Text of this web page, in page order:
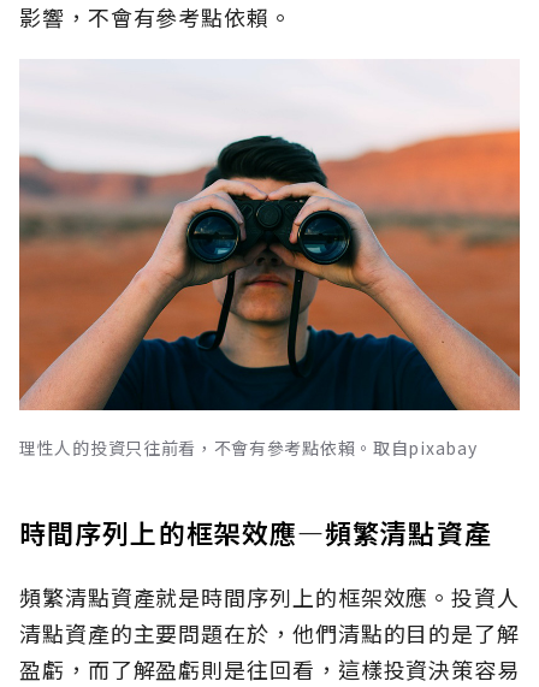
影響，不會有參考點依賴。
理性人的投資只往前看，不會有參考點依賴。取自pixabay
時間序列上的框架效應—頻繁清點資產
頻繁清點資產就是時間序列上的框架效應。投資人
清點資產的主要問題在於，他們清點的目的是了解
盈虧，而了解盈虧則是往回看，這樣投資決策容易